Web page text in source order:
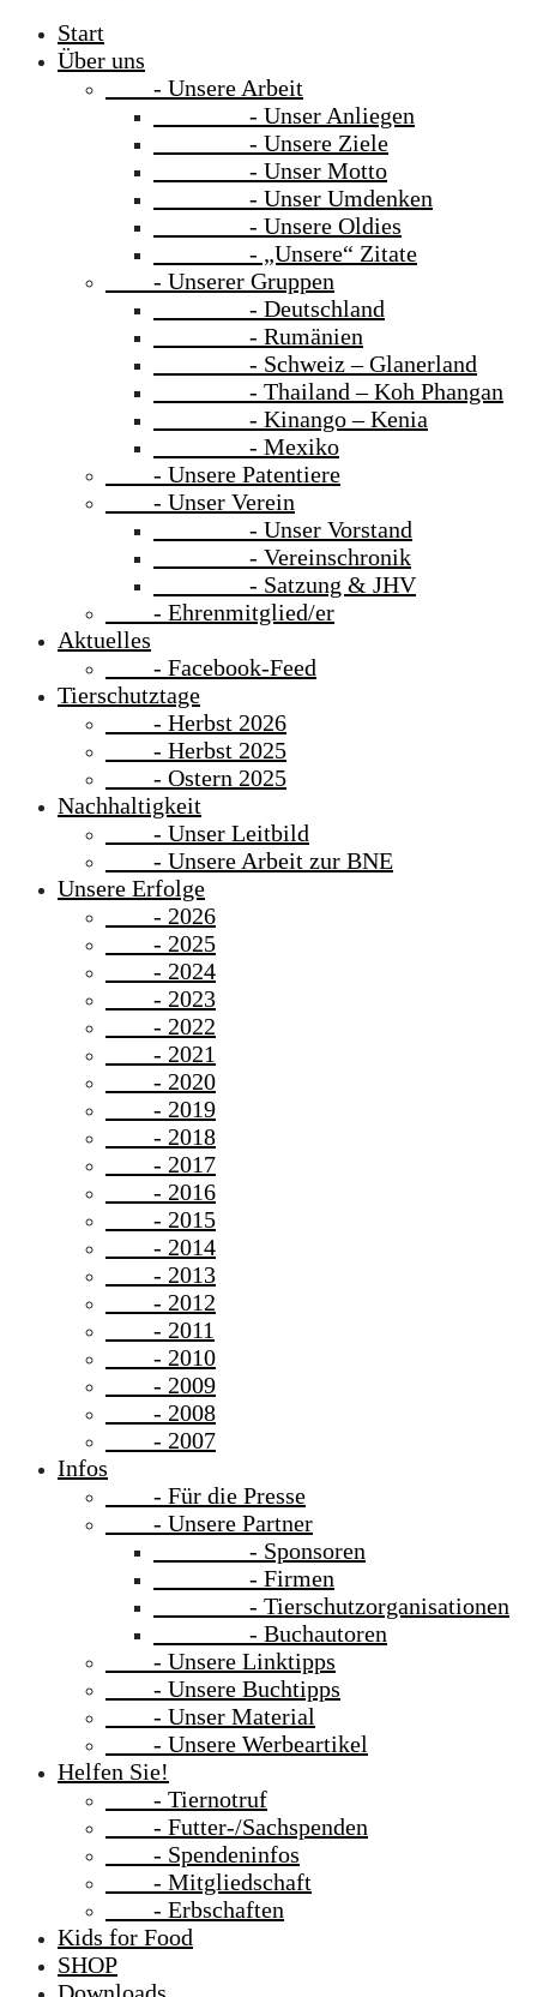
Start
Über uns
- Unsere Arbeit
- Unser Anliegen
- Unsere Ziele
- Unser Motto
- Unser Umdenken
- Unsere Oldies
- „Unsere“ Zitate
- Unserer Gruppen
- Deutschland
- Rumänien
- Schweiz – Glanerland
- Thailand – Koh Phangan
- Kinango – Kenia
- Mexiko
- Unsere Patentiere
- Unser Verein
- Unser Vorstand
- Vereinschronik
- Satzung & JHV
- Ehrenmitglied/er
Aktuelles
- Facebook-Feed
Tierschutztage
- Herbst 2026
- Herbst 2025
- Ostern 2025
Nachhaltigkeit
- Unser Leitbild
- Unsere Arbeit zur BNE
Unsere Erfolge
- 2026
- 2025
- 2024
- 2023
- 2022
- 2021
- 2020
- 2019
- 2018
- 2017
- 2016
- 2015
- 2014
- 2013
- 2012
- 2011
- 2010
- 2009
- 2008
- 2007
Infos
- Für die Presse
- Unsere Partner
- Sponsoren
- Firmen
- Tierschutzorganisationen
- Buchautoren
- Unsere Linktipps
- Unsere Buchtipps
- Unser Material
- Unsere Werbeartikel
Helfen Sie!
- Tiernotruf
- Futter-/Sachspenden
- Spendeninfos
- Mitgliedschaft
- Erbschaften
Kids for Food
SHOP